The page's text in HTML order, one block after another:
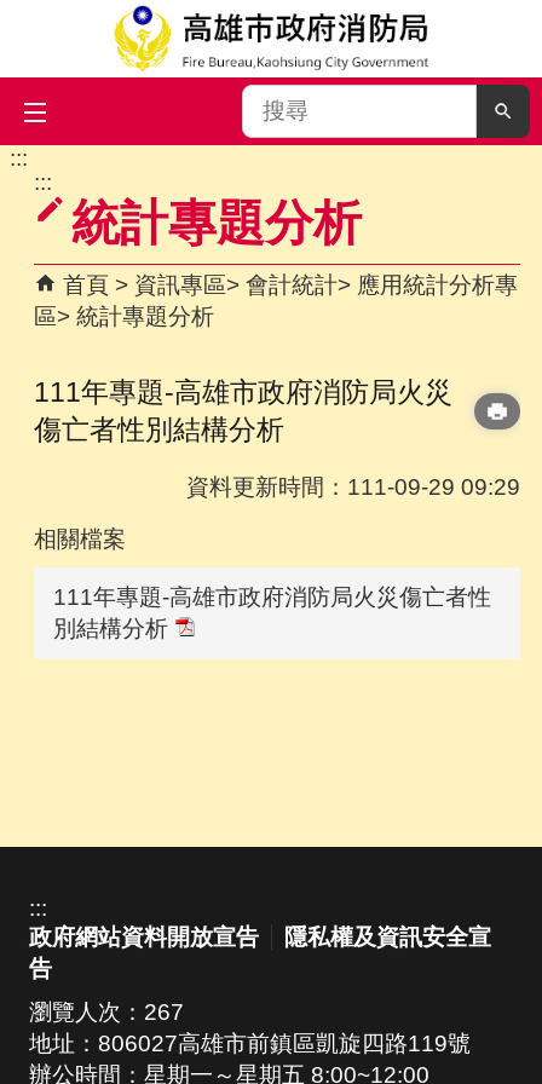
跳到主要內容區塊
搜
尋
:::
:::
統計專題分析
首頁 資訊專區 會計統計
應用統計分析專
區
統計專題分析
111年專題-高雄市政府消防局火災
傷亡者性別結構分析
資料更新時間：111-09-29 09:29
相關檔案
111年專題-高雄市政府消防局火災傷亡者性
別結構分析
:::
政府網站資料開放宣告
隱私權及資訊安全宣
告
瀏覽人次： 267
地址：806027高雄市前鎮區凱旋四路119號
辦公時間：星期一～星期五 8:00~12:00